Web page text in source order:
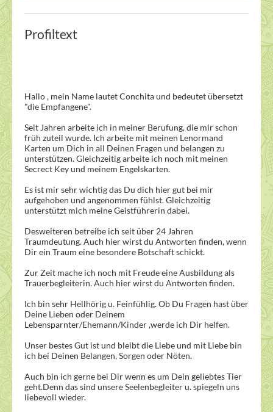
Profiltext
Hallo , mein Name lautet Conchita und bedeutet übersetzt
"die Empfangene".
Seit Jahren arbeite ich in meiner Berufung, die mir schon
früh zuteil wurde. Ich arbeite mit meinen Lenormand
Karten um Dich in all Deinen Fragen und belangen zu
unterstützen. Gleichzeitig arbeite ich noch mit meinen
Secrect Key und meinem Engelskarten.
Es ist mir sehr wichtig das Du dich hier gut bei mir
aufgehoben und angenommen fühlst. Gleichzeitig
unterstützt mich meine Geistführerin dabei.
Desweiteren betreibe ich seit über 24 Jahren
Traumdeutung. Auch hier wirst du Antworten finden, wenn
Dir ein Traum eine besondere Botschaft schickt.
Zur Zeit mache ich noch mit Freude eine Ausbildung als
Trauerbegleiterin. Auch hier wirst du Antworten finden.
Ich bin sehr Hellhörig u. Feinfühlig. Ob Du Fragen hast über
Deine Lieben oder Deinem
Lebensparnter/Ehemann/Kinder ,werde ich Dir helfen.
Unser bestes Gut ist und bleibt die Liebe und mit Liebe bin
ich bei Deinen Belangen, Sorgen oder Nöten.
Auch bin ich gerne bei Dir wenn es um Dein geliebtes Tier
geht.Denn das sind unsere Seelenbegleiter u. spiegeln uns
liebevoll wieder.